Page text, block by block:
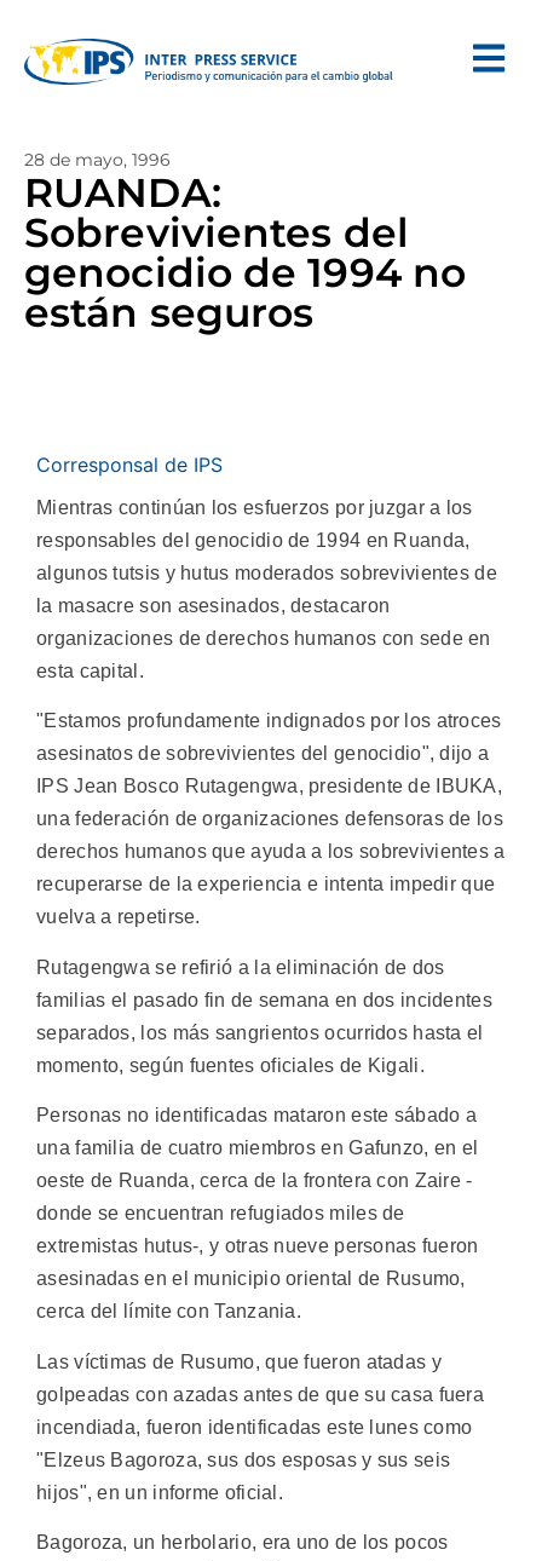
28 de mayo, 1996
RUANDA:
Sobrevivientes del
genocidio de 1994 no
están seguros
Corresponsal de IPS
Mientras continúan los esfuerzos por juzgar a los
responsables del genocidio de 1994 en Ruanda,
algunos tutsis y hutus moderados sobrevivientes de
la masacre son asesinados, destacaron
organizaciones de derechos humanos con sede en
esta capital.
"Estamos profundamente indignados por los atroces
asesinatos de sobrevivientes del genocidio", dijo a
IPS Jean Bosco Rutagengwa, presidente de IBUKA,
una federación de organizaciones defensoras de los
derechos humanos que ayuda a los sobrevivientes a
recuperarse de la experiencia e intenta impedir que
vuelva a repetirse.
Rutagengwa se refirió a la eliminación de dos
familias el pasado fin de semana en dos incidentes
separados, los más sangrientos ocurridos hasta el
momento, según fuentes oficiales de Kigali.
Personas no identificadas mataron este sábado a
una familia de cuatro miembros en Gafunzo, en el
oeste de Ruanda, cerca de la frontera con Zaire -
donde se encuentran refugiados miles de
extremistas hutus-, y otras nueve personas fueron
asesinadas en el municipio oriental de Rusumo,
cerca del límite con Tanzania.
Las víctimas de Rusumo, que fueron atadas y
golpeadas con azadas antes de que su casa fuera
incendiada, fueron identificadas este lunes como
"Elzeus Bagoroza, sus dos esposas y sus seis
hijos", en un informe oficial.
Bagoroza, un herbolario, era uno de los pocos